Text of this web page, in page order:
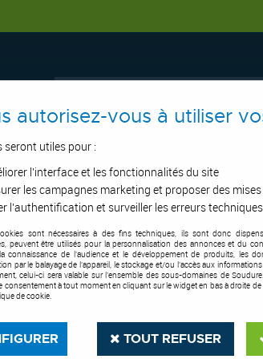
ASPIRATION OUTILS DE COUPE
3 pieds pliants avec tête - TRI STANDS
TAG
Soyez le
autorisez-vous à utiliser
seront utiles pour :
l'interface et les fonctionnalités du site
les campagnes marketing et proposer des
l'authentification et surveiller les erreurs techniques
sont nécessaires à des fins techniques, ils sont donc
peuvent être utilisés pour la personnalisation des annonces et du
connaissance de l'audience et le développement de produits, les
par le balayage de l'appareil, le stockage et/ou l'accès aux
celui-ci sera valable sur l’ensemble des sous-domaines de
consentement à tout moment en cliquant sur le widget en bas à droite
de cookie.
TOUT REFUSER